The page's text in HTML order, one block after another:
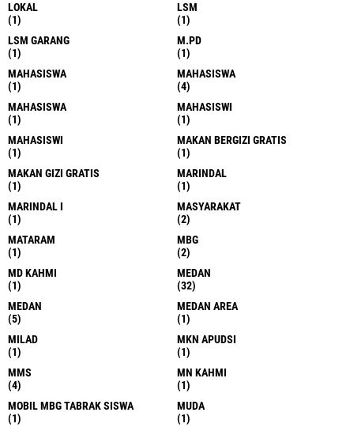
LOKAL
(1)
LSM
(1)
LSM GARANG
(1)
M.PD
(1)
MAHASISWA
(1)
MAHASISWA
(4)
MAHASISWA
(1)
MAHASISWI
(1)
MAHASISWI
(1)
MAKAN BERGIZI GRATIS
(1)
MAKAN GIZI GRATIS
(1)
MARINDAL
(1)
MARINDAL I
(1)
MASYARAKAT
(2)
MATARAM
(1)
MBG
(2)
MD KAHMI
(1)
MEDAN
(32)
MEDAN
(5)
MEDAN AREA
(1)
MILAD
(1)
MKN APUDSI
(1)
MMS
(4)
MN KAHMI
(1)
MOBIL MBG TABRAK SISWA
(1)
MUDA
(1)